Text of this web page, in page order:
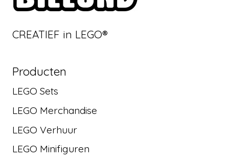
CREATIEF in LEGO®
Producten
LEGO Sets
LEGO Merchandise
LEGO Verhuur
LEGO Minifiguren